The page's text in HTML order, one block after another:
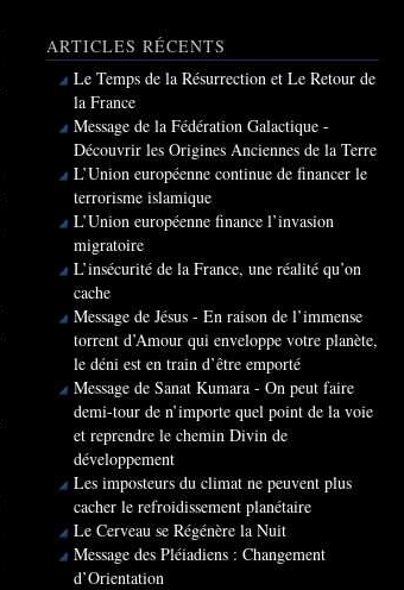
ARTICLES RÉCENTS
Le Temps de la Résurrection et Le Retour de
la France
Message de la Fédération Galactique -
Découvrir les Origines Anciennes de la Terre
L’Union européenne continue de financer le
terrorisme islamique
L’Union européenne finance l’invasion
migratoire
L’insécurité de la France, une réalité qu’on
cache
Message de Jésus - En raison de l’immense
torrent d’Amour qui enveloppe votre planète,
le déni est en train d’être emporté
Message de Sanat Kumara - On peut faire
demi-tour de n’importe quel point de la voie
et reprendre le chemin Divin de
développement
Les imposteurs du climat ne peuvent plus
cacher le refroidissement planétaire
Le Cerveau se Régénère la Nuit
Message des Pléiadiens : Changement
d’Orientation